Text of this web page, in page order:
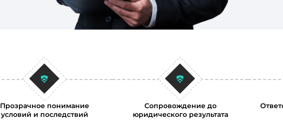
Прозрачное понимание
условий и последствий
Сопровождение до
юридического результата